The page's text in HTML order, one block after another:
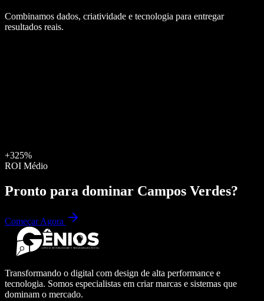
Combinamos dados, criatividade e tecnologia para entregar
resultados reais.
+325%
ROI Médio
Pronto para dominar Campos Verdes?
Começar Agora
Transformando o digital com design de alta performance e
tecnologia. Somos especialistas em criar marcas e sistemas que
dominam o mercado.